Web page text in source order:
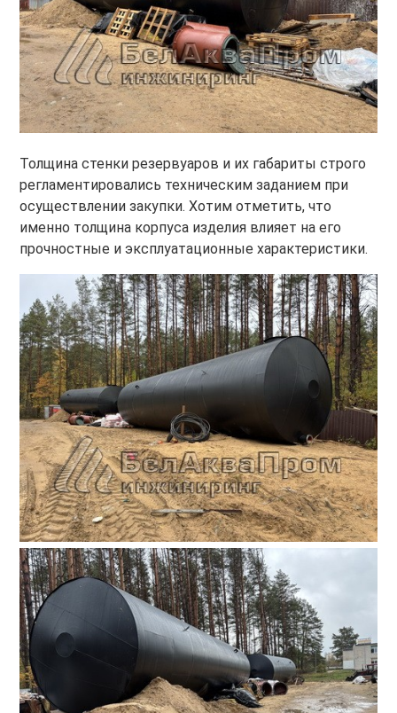
Толщина стенки резервуаров и их габариты строго
регламентировались техническим заданием при
осуществлении закупки. Хотим отметить, что
именно толщина корпуса изделия влияет на его
прочностные и эксплуатационные характеристики.